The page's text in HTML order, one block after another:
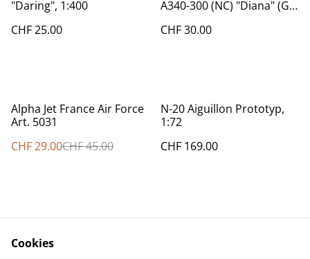
"Daring", 1:400
CHF 25.00
A340-300 (NC) "Diana" (G-
CHF 30.00
%
Alpha Jet France Air Force
Art. 5031
CHF 29.00CHF 45.00
N-20 Aiguillon Prototyp,
1:72
CHF 169.00
Cookies